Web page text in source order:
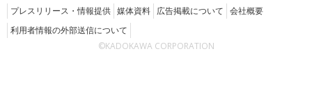
プレスリリース・情報提供 媒体資料 広告掲載について 会社概要
利用者情報の外部送信について
©KADOKAWA CORPORATION